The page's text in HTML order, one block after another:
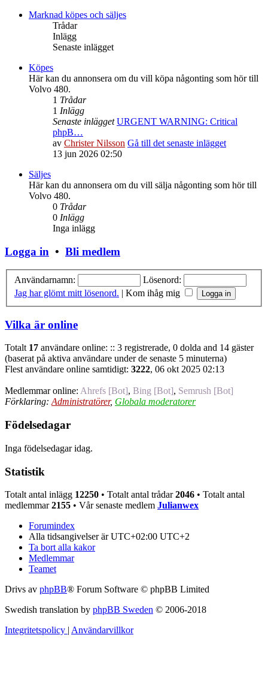
Marknad köpes och säljes
Trådar
Inlägg
Senaste inlägget
Köpes
Här kan du annonsera om du vill köpa någonting som hör till
Volvo 480.
1 Trådar
1 Inlägg
Senaste inlägget URGENT WARNING: Critical
phpB…
av Christer Nilsson Gå till det senaste inlägget
13 jun 2026 02:50
Säljes
Här kan du annonsera om du vill sälja någonting som hör till
Volvo 480.
0 Trådar
0 Inlägg
Inga inlägg
Logga in • Bli medlem
Användarnamn:
Lösenord:
Jag har glömt mitt lösenord. | Kom ihåg mig
Vilka är online
Totalt 17 användare online: :: 3 registrerade, 0 dolda and 14 gäster
(baserat på aktiva användare under de senaste 5 minuterna)
Flest användare online samtidigt: 3222, 06 okt 2025 02:13
Medlemmar online: Ahrefs [Bot], Bing [Bot], Semrush [Bot]
Förklaring: Administratörer, Globala moderatorer
Födelsedagar
Inga födelsedagar idag.
Statistik
Totalt antal inlägg 12250 • Totalt antal trådar2046 • Totalt antal
medlemmar2155 • Vår senaste medlem Julianwex
Forumindex
Alla tidsangivelser är UTC+02:00 UTC+2
Ta bort alla kakor
Medlemmar
Teamet
Drivs av phpBB® Forum Software © phpBB Limited
Swedish translation by phpBB Sweden © 2006-2018
Integritetspolicy | Användarvillkor